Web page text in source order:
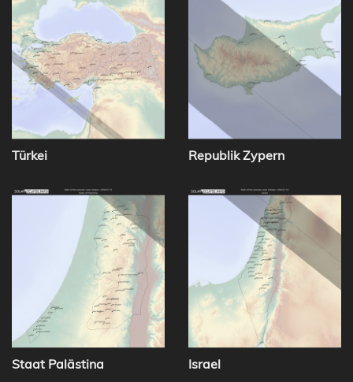
Türkei Republik Zypern
Staat Palästina Israel